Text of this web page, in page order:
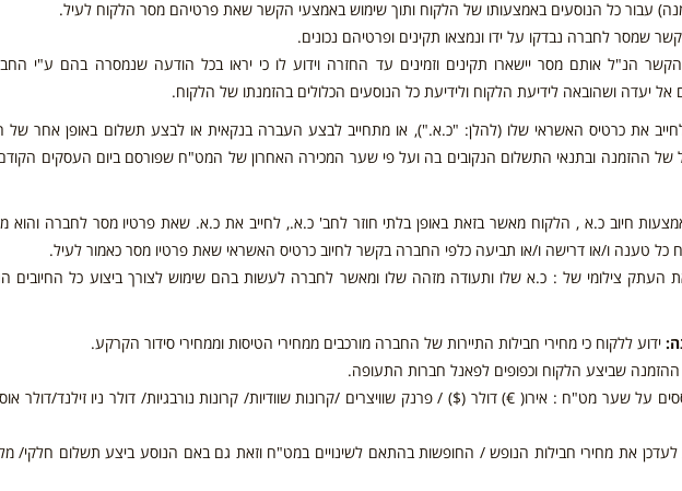
עבור כל הנוסעים באמצעותו של הלקוח ותוך שימוש באמצעי הקשר שאת פרטיהם מסר הלקוח לעיל.
שמסר לחברה נבדקו על ידו ונמצאו תקינים ופרטיהם נכונים.
הנ"ל אותם מסר יישארו תקינים וזמינים עד החזרה וידוע לו כי יראו בכל הודעה שנמסרה בהם ע"י
יעדה ושהובאה לידיעת הלקוח ולידיעת כל הנוסעים הכלולים בהזמנתו של הלקוח.
את כרטיס האשראי שלו (להלן: "כ.א."), או מתחייב לבצע העברה בנקאית או לבצע תשלום באופן אחר של
של ההזמנה ובתנאי התשלום הנקובים בה ועל פי שער המכירה האחרון של המט"ח שפורסם ביום העסקים
חיוב כ.א , הלקוח מאשר בזאת באופן בלתי חוזר לחב' כ.א., לחייב את כ.א. שאת פרטיו מסר לחברה והוא
כל טענה ו/או דרישה ו/או תביעה כלפי החברה בקשר לחיוב כרטיס האשראי שאת פרטיו מסר כאמור לעיל.
העתק צילומי של : כ.א שלו ותעודה מזהה שלו ומאשר לחברה לעשות בהם שימוש לצורך ביצוע כל החיובים
ידוע ללקוח כי מחירי חבילות התיירות של החברה מורכבים ממחירי הטיסות וממחירי סידור הקרקע.
ההזמנה שביצע הלקוח וכפופים לפאנל חברות התעופה.
על שער מט"ח : אירו( €) דולר ($) / פרנק שוויצרים /קרונות שוודיות/ קרונות נורבגיות/ דולר ניו זילנד/דולר
את מחירי חבילות הנופש / החופשות בהתאם לשינויים במט"ח וזאת גם באם הנוסע ביצע תשלום חלקי/